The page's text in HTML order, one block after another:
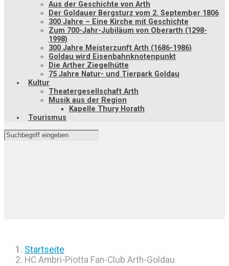
Aus der Geschichte von Arth
Der Goldauer Bergsturz vom 2. September 1806
300 Jahre – Eine Kirche mit Geschichte
Zum 700-Jahr-Jubiläum von Oberarth (1298-
1998)
300 Jahre Meisterzunft Arth (1686-1986)
Goldau wird Eisenbahnknotenpunkt
Die Arther Ziegelhütte
75 Jahre Natur- und Tierpark Goldau
Kultur
Theatergesellschaft Arth
Musik aus der Region
Kapelle Thury Horath
Tourismus
Startseite
HC Ambri-Piotta Fan-Club Arth-Goldau